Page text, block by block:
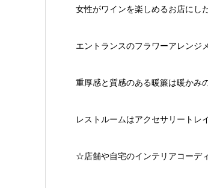
女性がワインを楽しめるお店にし
エントランスのフラワーアレンジ
重厚感と質感のある暖簾は暖かみ
レストルームはアクセサリートレ
☆店舗や自宅のインテリアコーデ